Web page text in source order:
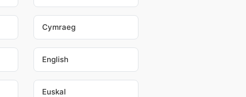
Cymraeg
English
Euskal